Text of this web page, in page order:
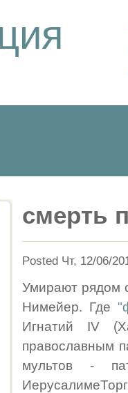
смерть
Posted Чт, 12/06/
Умирают рядом
Нимейер. Где
Игнатий IV
православным
мультов -